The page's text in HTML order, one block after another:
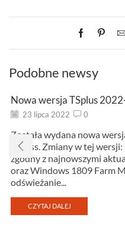
Podobne newsy
Nowa wersja TSplus
23 lipca 2022 0
Została wydana nowa
Access. Zmiany w tej
zgodny z najnowszymi
oraz Windows 1809 Farm
odświeżanie...
CZYTAJ DALEJ